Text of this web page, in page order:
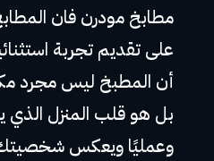
مطابخ مودرن فان المطابخ
على تقديم تجربة
أن المطبخ ليس مجرد
بل هو قلب المنزل
وعمليًا ويعكس